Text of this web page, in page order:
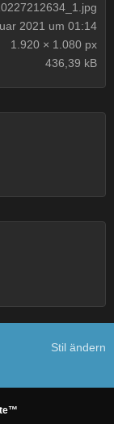
2021 um 01:14
1.920 × 1.080 px
436,39 kB
Stil ändern